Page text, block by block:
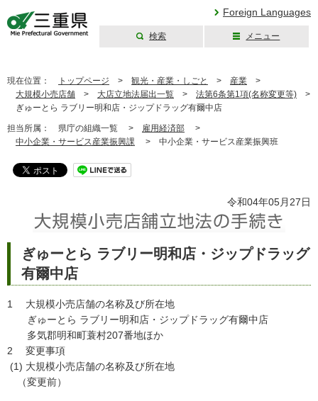
Foreign Languages
検索 メニュー
現在位置： トップページ > 観光・産業・しごと > 産業 >
大規模小売店舗 > 大店立地法届出一覧 > 法第6条第1項(名称変更等) >
ぎゅーとら ラブリー明和店・ジップドラッグ有爾中店
担当所属： 県庁の組織一覧 > 雇用経済部 >
中小企業・サービス産業振興課 > 中小企業・サービス産業振興班
令和04年05月27日
ぎゅーとら ラブリー明和店・ジップドラッグ
有爾中店
1 大規模小売店舗の名称及び所在地
ぎゅーとら ラブリー明和店・ジップドラッグ有爾中店
多気郡明和町蓑村207番地ほか
2 変更事項
(1) 大規模小売店舗の名称及び所在地
（変更前）